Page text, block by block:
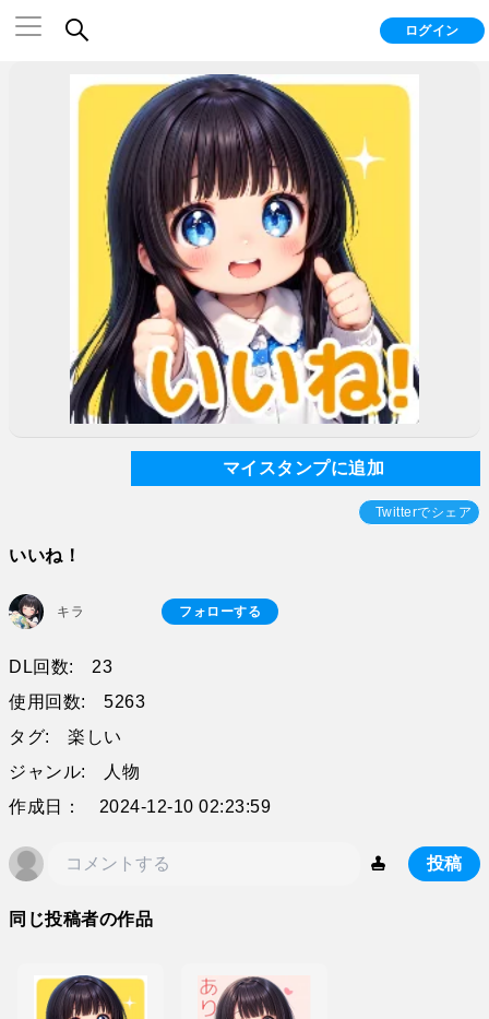
ログイン
マイスタンプに追加
Twitterでシェア
いいね！
キラ フォローする
DL回数: 23
使用回数: 5263
タグ: 楽しい
ジャンル: 人物
作成日： 2024-12-10 02:23:59
投稿
同じ投稿者の作品